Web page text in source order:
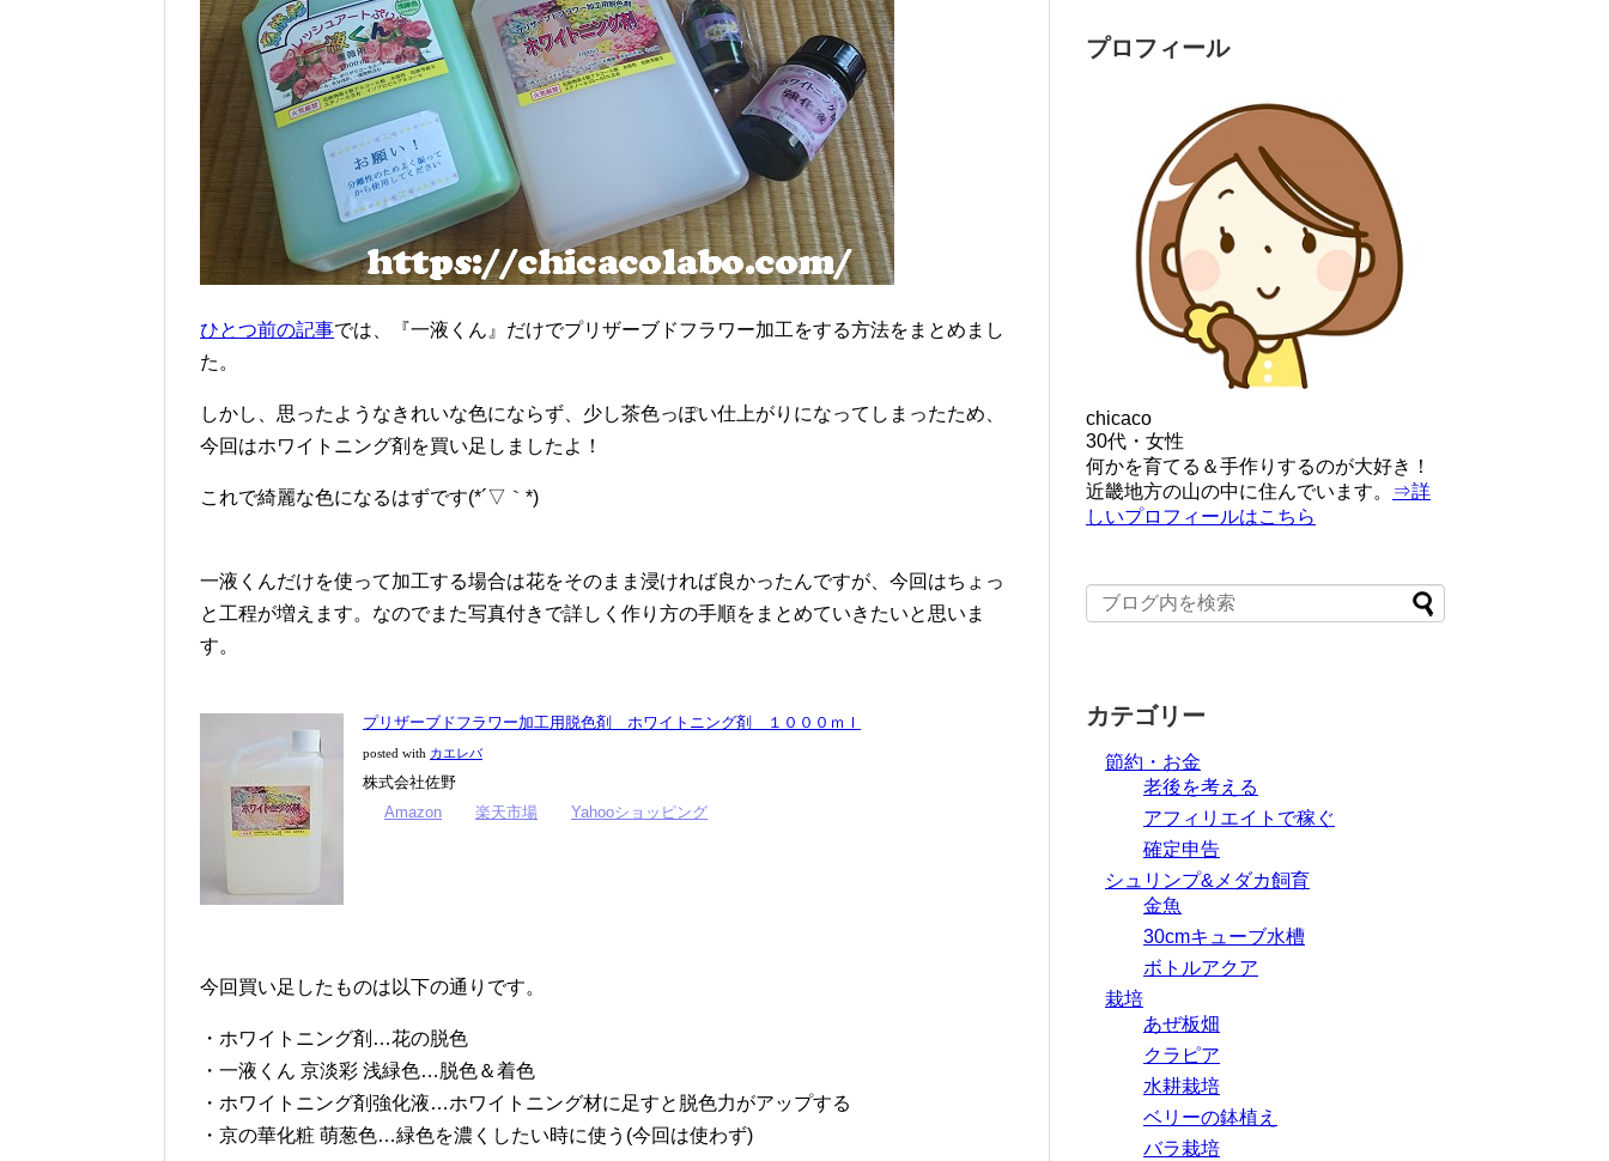
ひとつ前の記事では、『一液くん』だけでプリザーブドフラワー加工をする方法をまとめまし
た。
しかし、思ったようなきれいな色にならず、少し茶色っぽい仕上がりになってしまったため、
今回はホワイトニング剤を買い足しましたよ！
これで綺麗な色になるはずです(*´▽｀*)
一液くんだけを使って加工する場合は花をそのまま浸ければ良かったんですが、今回はちょっ
と工程が増えます。なのでまた写真付きで詳しく作り方の手順をまとめていきたいと思いま
す。
プリザーブドフラワー加工用脱色剤 ホワイトニング剤 １０００ｍｌ
posted with カエレバ
株式会社佐野
Amazon
楽天市場 Yahooショッピング
今回買い足したものは以下の通りです。
・ホワイトニング剤…花の脱色
・一液くん 京淡彩 浅緑色…脱色＆着色
・ホワイトニング剤強化液…ホワイトニング材に足すと脱色力がアップする
・京の華化粧 萌葱色…緑色を濃くしたい時に使う(今回は使わず)
プロフィール
chicaco
30代・女性
何かを育てる＆手作りするのが大好き！
近畿地方の山の中に住んでいます。
⇒詳
しいプロフィールはこちら
カテゴリー
節約・お金
老後を考える
アフィリエイトで稼ぐ
確定申告
シュリンプ&メダカ飼育
金魚
30cmキューブ水槽
ボトルアクア
栽培
あぜ板畑
クラピア
水耕栽培
ベリーの鉢植え
バラ栽培